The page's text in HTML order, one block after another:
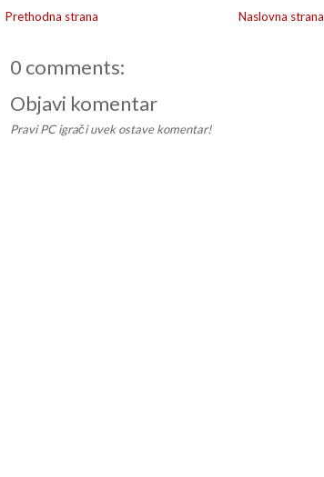
Prethodna strana Naslovna strana
0 comments:
Objavi komentar
Pravi PC igrači uvek ostave komentar!